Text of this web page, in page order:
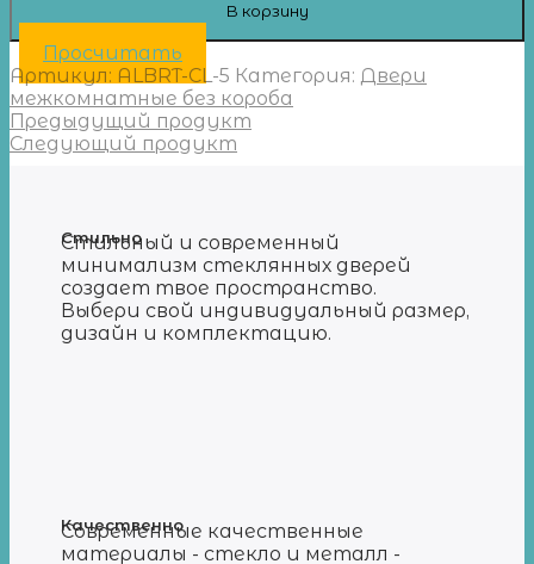
В корзину
Просчитать
Артикул: ALBRT-CL-5 Категория: Двери
межкомнатные без короба
Предыдущий продукт
Следующий продукт
Стильно
Стильный и современный
минимализм стеклянных дверей
создает твое пространство.
Выбери свой индивидуальный размер,
дизайн и комплектацию.
Качественно
Современные качественные
материалы - стекло и металл -